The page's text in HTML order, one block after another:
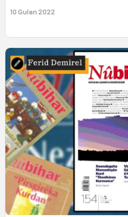
10 Gulan 2022